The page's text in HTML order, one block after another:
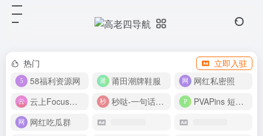
热门
立即入驻
58福利资源网
莆田潮牌鞋服
网红私密照
云上Focus接码平台
秒哒-一句话做应用
PVAPins 短信接码平台
网红吃瓜群